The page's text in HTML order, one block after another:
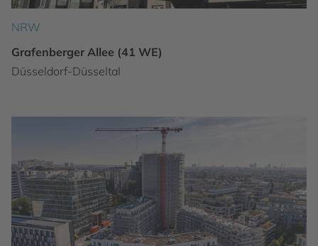
NRW
Grafenberger Allee (41 WE)
Düsseldorf-Düsseltal